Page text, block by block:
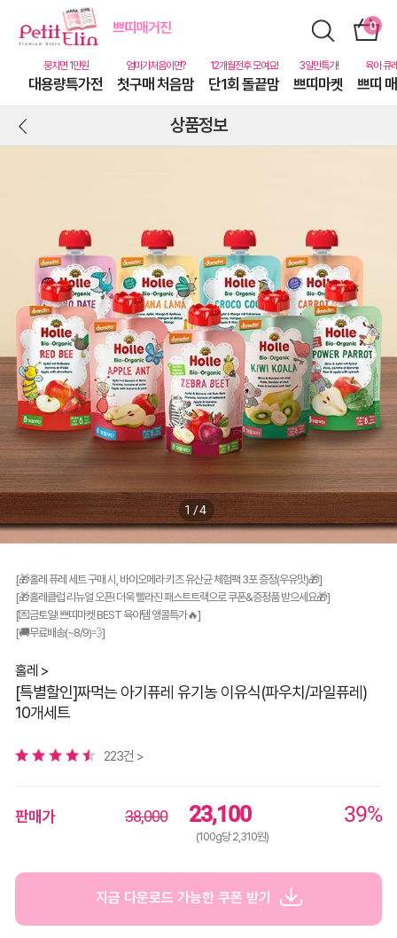
대용량특가전 첫구매 처음맘 단1회 돌끝맘 쁘띠마켓 쁘띠
상품정보
1/4
[🎁홀레 퓨레 세트 구매 시, 바이오메라 키즈 유산균 체험팩 3포 증정(우유맛)🎁]
[🎁홀레클럽 리뉴얼 오픈! 더욱 빨라진 패스트트랙으로 쿠폰&증정품 받으세요🎁]
[💌금토일! 쁘띠마켓 BEST 육아템 앵콜특가🔥]
[🚚무료배송(~8/9)💨]
홀레 >
[특별할인]짜먹는 아기퓨레 유기농 이유식(파우치/과일퓨레)
10개세트
223건 >
판매가 38,000 23,100
(100g당 2,310원)
39%
지금 다운로드 가능한 쿠폰 받기